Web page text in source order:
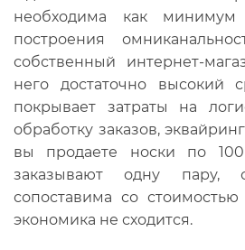
необходима как
построения
собственный интернет-
него достаточно высокий
покрывает затраты на
обработку заказов,
вы продаете носки по
заказывают одну пару,
сопоставима со
экономика не сходится.